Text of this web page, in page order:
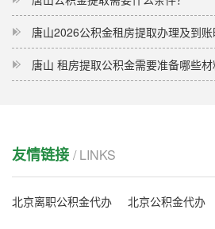
唐山2026公积金租房提取办理及到
唐山 租房提取公积金需要准备哪些材
友情链接 / LINKS
北京离职公积金代办 北京公积金代办